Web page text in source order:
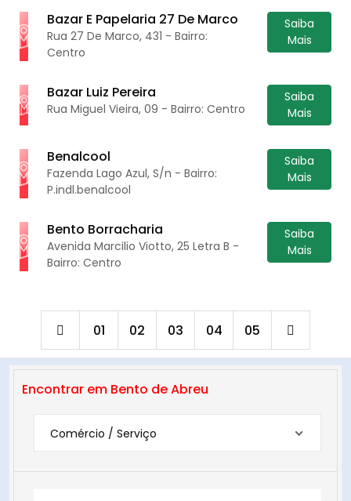
Bazar E Papelaria 27 De Marco
Rua 27 De Marco, 431 - Bairro:
Centro
Saiba
Mais
Bazar Luiz Pereira
Rua Miguel Vieira, 09 - Bairro: Centro
Saiba
Mais
Benalcool
Fazenda Lago Azul, S/n - Bairro:
P.indl.benalcool
Saiba
Mais
Bento Borracharia
Avenida Marcilio Viotto, 25 Letra B -
Bairro: Centro
Saiba
Mais
01 02 03 04 05
Encontrar em Bento de Abreu
Comércio / Serviço